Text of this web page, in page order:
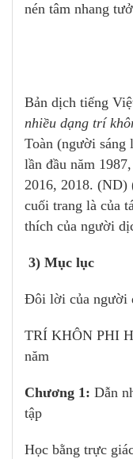
nén tâm nhang
(Trích
Bản dịch tiếng
nhiều dạng trí
Toàn (người sáng
lần đầu năm
2016, 2018.
cuối trang là của
thích của người
3) Mục lục
Đôi lời của người
TRÍ KHÔN PHI
năm
Chương 1: Dẫn
tập
Học bằng trực